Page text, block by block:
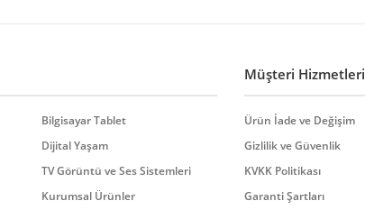
Gönder
Bilgisayar Tablet
Dijital Yaşam
TV Görüntü ve Ses Sistemleri
Kurumsal Ürünler
Müşteri Hizmetleri
Ürün İade ve Değişim
Gizlilik ve Güvenlik
KVKK Politikası
Garanti Şartları